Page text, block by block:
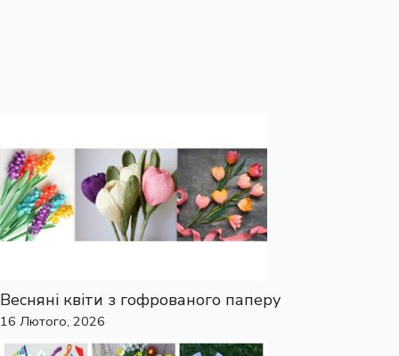
Весняні квіти з гофрованого паперу
16 Лютого, 2026